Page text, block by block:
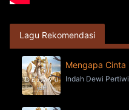
Lagu Rekomendasi
Mengapa Cinta
Indah Dewi Pertiwi